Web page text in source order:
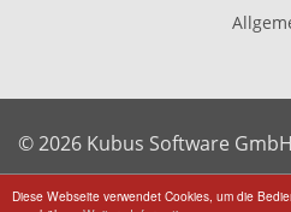
Diese Webseite verwendet Cookies, um die
© 2026 Kubus Software GmbH